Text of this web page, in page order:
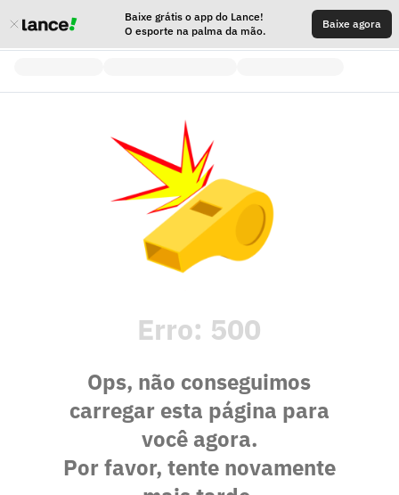
Baixe grátis o app do Lance!
O esporte na palma da mão.
Baixe agora
Erro: 500
Ops, não conseguimos
carregar esta página para
você agora.
Por favor, tente novamente